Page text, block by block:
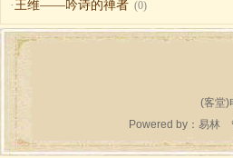
· 王维——吟诗的禅者 (0)
(客堂
Powered by： 易林